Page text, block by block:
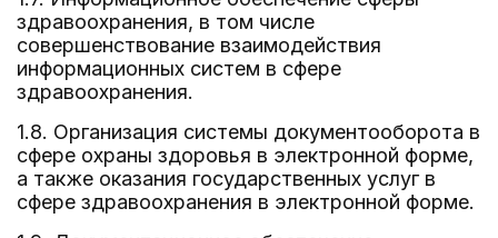
здравоохранения, в том числе
совершенствование взаимодействия
информационных систем в сфере
здравоохранения.
1.8. Организация системы документооборота в
сфере охраны здоровья в электронной форме,
а также оказания государственных услуг в
сфере здравоохранения в электронной форме.